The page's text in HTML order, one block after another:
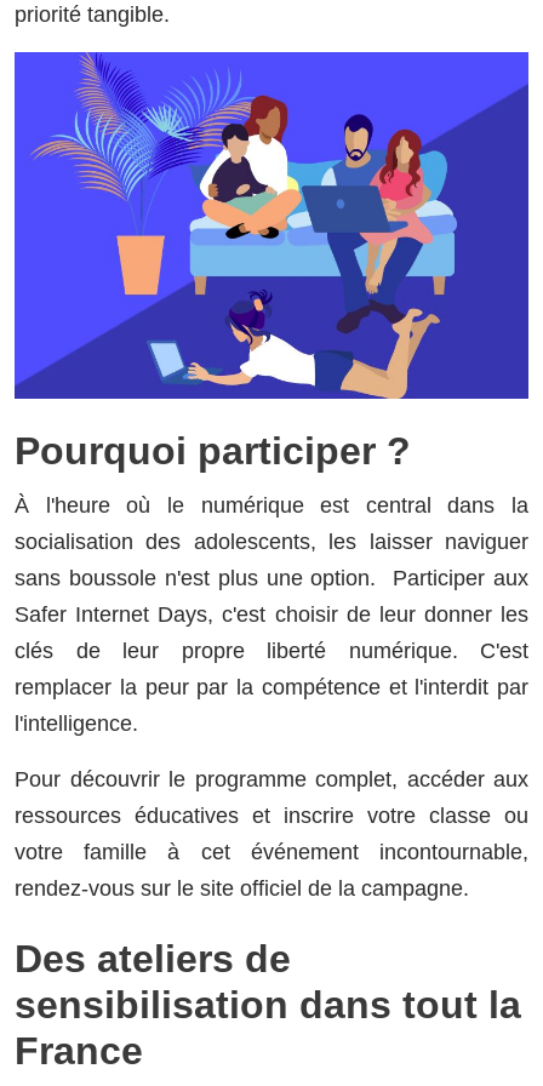
priorité tangible.
Pourquoi participer ?
À l'heure où le numérique est central dans la
socialisation des adolescents, les laisser naviguer
sans boussole n'est plus une option. Participer aux
Safer Internet Days, c'est choisir de leur donner les
clés de leur propre liberté numérique. C'est
remplacer la peur par la compétence et l'interdit par
l'intelligence.
Pour découvrir le programme complet, accéder aux
ressources éducatives et inscrire votre classe ou
votre famille à cet événement incontournable,
rendez-vous sur le site officiel de la campagne.
Des ateliers de
sensibilisation dans tout la
France